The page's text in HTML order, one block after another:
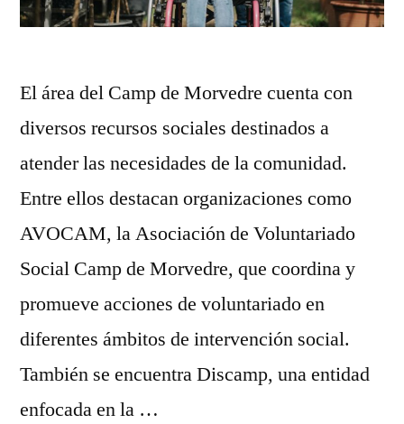
El área del Camp de Morvedre cuenta con
diversos recursos sociales destinados a
atender las necesidades de la comunidad.
Entre ellos destacan organizaciones como
AVOCAM, la Asociación de Voluntariado
Social Camp de Morvedre, que coordina y
promueve acciones de voluntariado en
diferentes ámbitos de intervención social.
También se encuentra Discamp, una entidad
enfocada en la …